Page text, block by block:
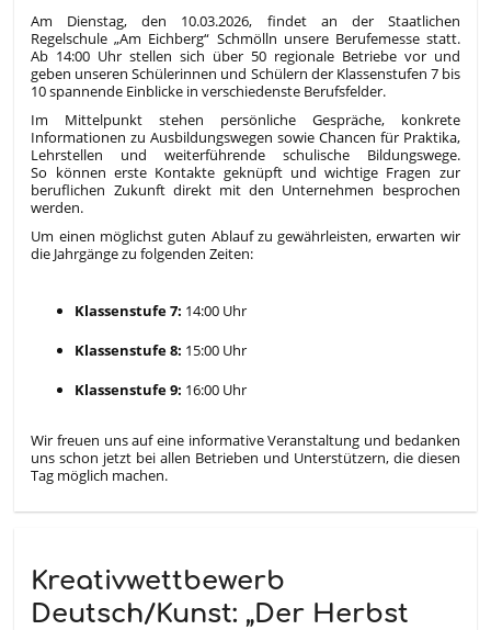
Am Dienstag, den 10.03.2026, findet an der Staatlichen
Regelschule „Am Eichberg“ Schmölln unsere Berufemesse statt.
Ab 14:00 Uhr stellen sich über 50 regionale Betriebe vor und
geben unseren Schülerinnen und Schülern der Klassenstufen 7 bis
10 spannende Einblicke in verschiedenste Berufsfelder.
Im Mittelpunkt stehen persönliche Gespräche, konkrete
Informationen zu Ausbildungswegen sowie Chancen für Praktika,
Lehrstellen und weiterführende schulische Bildungswege.
So können erste Kontakte geknüpft und wichtige Fragen zur
beruflichen Zukunft direkt mit den Unternehmen besprochen
werden.
Um einen möglichst guten Ablauf zu gewährleisten, erwarten wir
die Jahrgänge zu folgenden Zeiten:
Klassenstufe 7: 14:00 Uhr
Klassenstufe 8: 15:00 Uhr
Klassenstufe 9: 16:00 Uhr
Wir freuen uns auf eine informative Veranstaltung und bedanken
uns schon jetzt bei allen Betrieben und Unterstützern, die diesen
Tag möglich machen.
Kreativwettbewerb
Deutsch/Kunst: „Der Herbst